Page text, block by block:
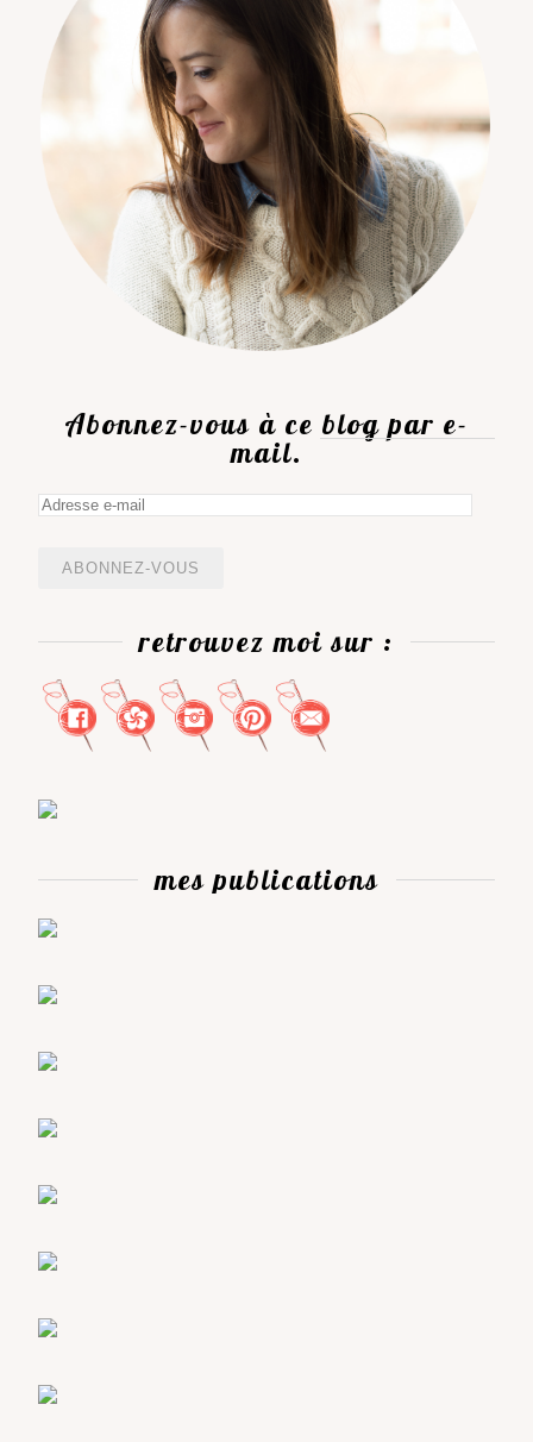
Abonnez-vous à ce blog par e-
mail.
Adresse
mail
retrouvez moi sur :
mes publications